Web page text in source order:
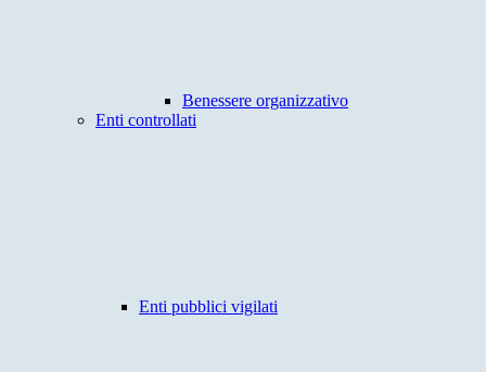
Benessere organizzativo
Enti controllati
Enti pubblici vigilati